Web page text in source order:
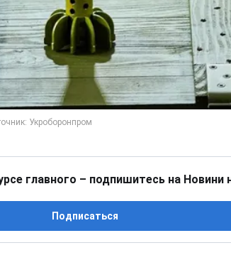
главного – подпишитесь на Новини
Подписаться